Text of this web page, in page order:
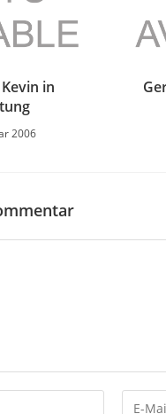
in
2006
Gib